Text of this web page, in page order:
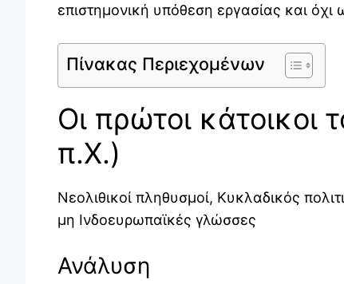
επιστημονική υπόθεση εργασίας και
Πίνακας Περιεχομένων
Οι πρώτοι κάτοικοι
π.Χ.)
Νεολιθικοί πληθυσμοί, Κυκλαδικός
μη Ινδοευρωπαϊκές γλώσσες
Ανάλυση